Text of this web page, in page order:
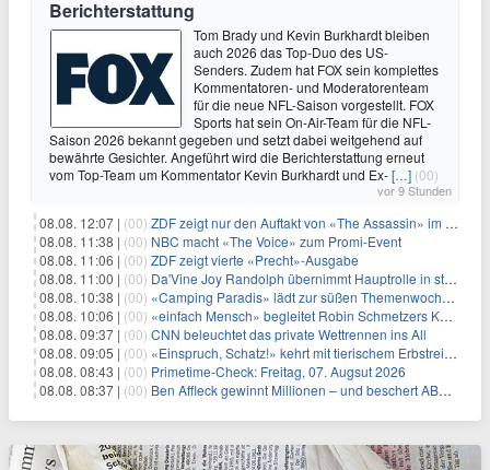
Berichterstattung
Tom Brady und Kevin Burkhardt bleiben
auch 2026 das Top-Duo des US-
Senders. Zudem hat FOX sein komplettes
Kommentatoren- und Moderatorenteam
für die neue NFL-Saison vorgestellt. FOX
Sports hat sein On-Air-Team für die NFL-
Saison 2026 bekannt gegeben und setzt dabei weitgehend auf
bewährte Gesichter. Angeführt wird die Berichterstattung erneut
vom Top-Team um Kommentator Kevin Burkhardt und Ex-[…] (00)
vor 9 Stunden
08.08. 12:07 | (00) ZDF zeigt nur den Auftakt von «The Assassin» im Fernsehen
08.08. 11:38 | (00) NBC macht «The Voice» zum Promi-Event
08.08. 11:06 | (00) ZDF zeigt vierte «Precht»-Ausgabe
08.08. 11:00 | (00) Da'Vine Joy Randolph übernimmt Hauptrolle in starbesetzter schwarzer Komödie
08.08. 10:38 | (00) «Camping Paradis» lädt zur süßen Themenwoche ein
08.08. 10:06 | (00) «einfach Mensch» begleitet Robin Schmetzers Kampf gegen eine seltene Krankheit
08.08. 09:37 | (00) CNN beleuchtet das private Wettrennen ins All
08.08. 09:05 | (00) «Einspruch, Schatz!» kehrt mit tierischem Erbstreit zurück
08.08. 08:43 | (00) Primetime-Check: Freitag, 07. Augsut 2026
08.08. 08:37 | (00) Ben Affleck gewinnt Millionen – und beschert ABC Top-Quoten